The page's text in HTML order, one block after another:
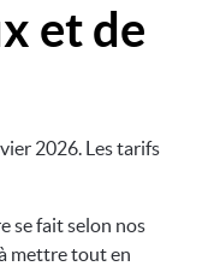
et de
2026. Les tarifs
se fait selon nos
mettre tout en